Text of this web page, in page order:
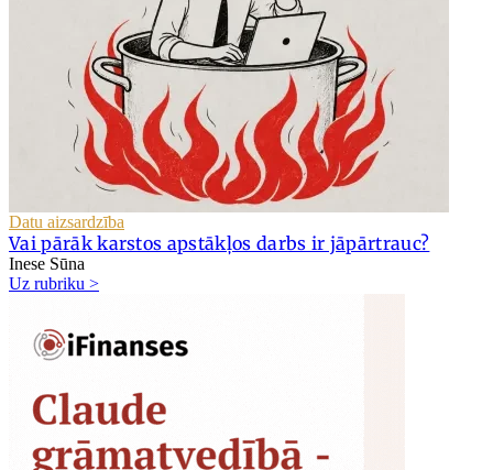
Datu aizsardzība
Vai pārāk karstos apstākļos darbs ir jāpārtrauc?
Inese Sūna
Uz rubriku >